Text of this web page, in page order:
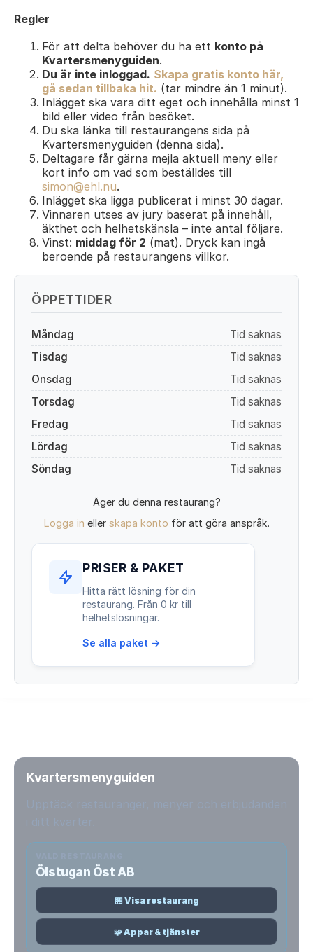
Regler
För att delta behöver du ha ett konto på
Kvartersmenyguiden.
Du är inte inloggad. Skapa gratis konto här,
gå sedan tillbaka hit. (tar mindre än 1 minut).
Inlägget ska vara ditt eget och innehålla minst 1
bild eller video från besöket.
Du ska länka till restaurangens sida på
Kvartersmenyguiden (denna sida).
Deltagare får gärna mejla aktuell meny eller
kort info om vad som beställdes till
simon@ehl.nu.
Inlägget ska ligga publicerat i minst 30 dagar.
Vinnaren utses av jury baserat på innehåll,
äkthet och helhetskänsla – inte antal följare.
Vinst: middag för 2 (mat). Dryck kan ingå
beroende på restaurangens villkor.
ÖPPETTIDER
Måndag
Tid saknas
Tisdag
Tid saknas
Onsdag
Tid saknas
Torsdag
Tid saknas
Fredag
Tid saknas
Lördag
Tid saknas
Söndag
Tid saknas
Äger du denna restaurang?
Logga in eller skapa konto för att göra anspråk.
PRISER & PAKET
Hitta rätt lösning för din
restaurang. Från 0 kr till
helhetslösningar.
Se alla paket →
Kvartersmenyguiden
Ölstugan Öst AB
🏪 Visa restaurang
🧩 Appar & tjänster